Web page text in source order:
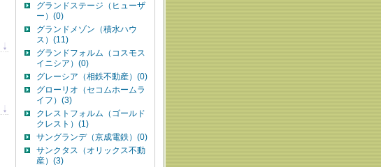
グランドステージ（ヒューザ
ー）(0)
グランドメゾン（積水ハウ
ス）(11)
グランドフォルム（コスモス
イニシア）(0)
グレーシア（相鉄不動産）(0)
グローリオ（セコムホームラ
イフ）(3)
クレストフォルム（ゴールド
クレスト）(1)
サングランデ（京成電鉄）(0)
サンクタス（オリックス不動
産）(3)